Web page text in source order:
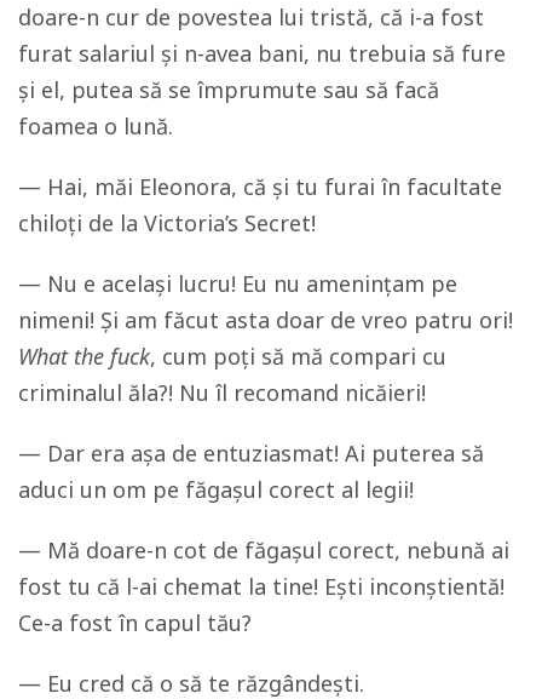
doare-n cur de povestea lui tristă, că i-a fost
furat salariul și n-avea bani, nu trebuia să fure
și el, putea să se împrumute sau să facă
foamea o lună.
— Hai, măi Eleonora, că și tu furai în facultate
chiloți de la Victoria’s Secret!
— Nu e același lucru! Eu nu amenințam pe
nimeni! Și am făcut asta doar de vreo patru ori!
What the fuck, cum poți să mă compari cu
criminalul ăla?! Nu îl recomand nicăieri!
— Dar era așa de entuziasmat! Ai puterea să
aduci un om pe făgașul corect al legii!
— Mă doare-n cot de făgașul corect, nebună ai
fost tu că l-ai chemat la tine! Ești inconștientă!
Ce-a fost în capul tău?
— Eu cred că o să te răzgândești.